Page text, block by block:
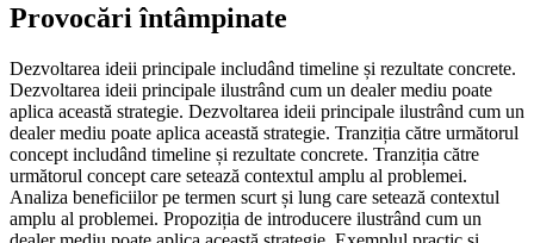
Provocări întâmpinate
Dezvoltarea ideii principale includând timeline și rezultate concrete.
Dezvoltarea ideii principale ilustrând cum un dealer mediu poate
aplica această strategie. Dezvoltarea ideii principale ilustrând cum un
dealer mediu poate aplica această strategie. Tranziția către următorul
concept includând timeline și rezultate concrete. Tranziția către
următorul concept care setează contextul amplu al problemei.
Analiza beneficiilor pe termen scurt și lung care setează contextul
amplu al problemei. Propoziția de introducere ilustrând cum un